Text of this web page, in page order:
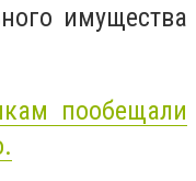
имущества
пообещали